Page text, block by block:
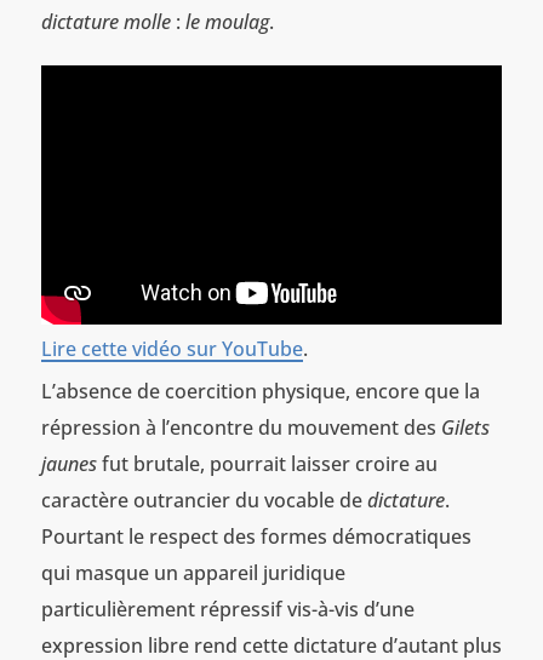
dictature molle: le moulag.
Lire cette vidéo sur YouTube.
L’absence de coercition physique, encore que la
répression à l’encontre du mouvement des Gilets
jaunesfut brutale, pourrait laisser croire au
caractère outrancier du vocable dedictature.
Pourtant le respect des formes démocratiques
qui masque un appareil juridique
particulièrement répressif vis-à-vis d’une
expression libre rend cette dictature d’autant plus